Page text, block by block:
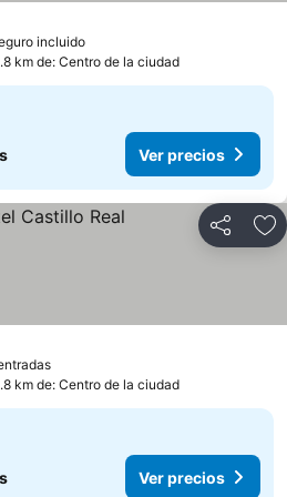
incluido
km de: Centro de la ciudad
Ver precios
Compartir
km de: Centro de la ciudad
Ver precios